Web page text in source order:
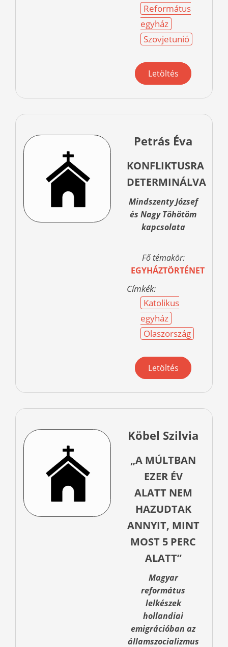
Református
egyház
Szovjetunió
Letöltés
Petrás Éva
KONFLIKTUSRA
DETERMINÁLVA
Mindszenty József
és Nagy Töhötöm
kapcsolata
Fő témakör:
EGYHÁZTÖRTÉNET
Címkék:
Katolikus
egyház
Olaszország
Letöltés
Köbel Szilvia
„A MÚLTBAN
EZER ÉV
ALATT NEM
HAZUDTAK
ANNYIT, MINT
MOST 5 PERC
ALATT”
Magyar
református
lelkészek
hollandiai
emigrációban az
államszocializmus